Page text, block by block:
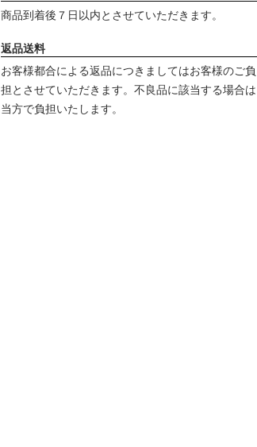
商品到着後７日以内とさせていただきます。
返品送料
お客様都合による返品につきましてはお客様のご負
担とさせていただきます。不良品に該当する場合は
当方で負担いたします。